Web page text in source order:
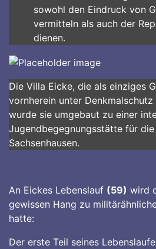
sowohl den Eindruck von
vermitteln als auch der
dienen.
Die Villa Eicke, die als einziges
vornherein unter
wurde sie umgebaut zu einer
Jugendbegegnungsstätte für
Sachsenhausen.
An Eickes Lebenslauf (59) wird
gewissen Hang zu
hatte:
Der erste Teil seines